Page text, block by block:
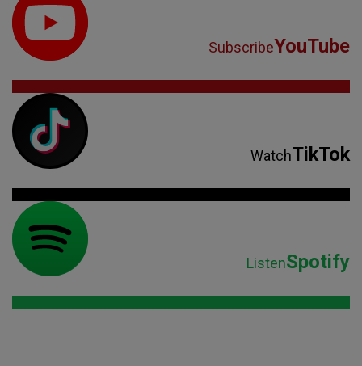
SubscribeYouTube
WatchTikTok
ListenSpotify